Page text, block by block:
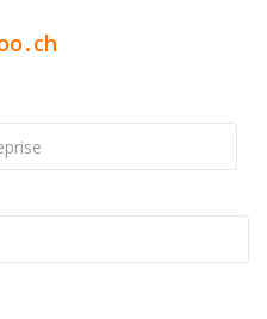
.ch